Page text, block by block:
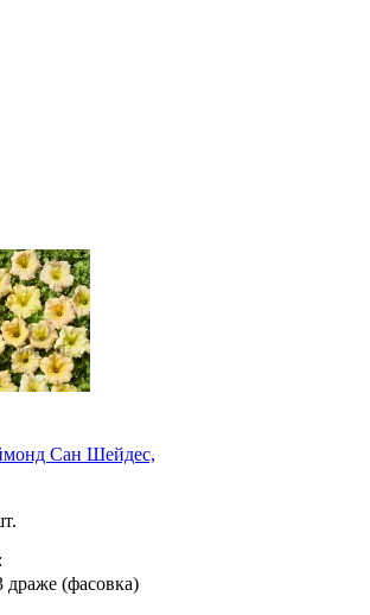
Сан Шейдес,
драже (фасовка)